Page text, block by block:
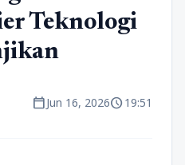
Teknologi
calendar_todayJun 16, 2026schedule19:51